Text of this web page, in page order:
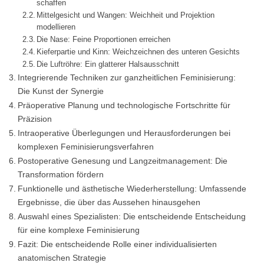
schaffen
Mittelgesicht und Wangen: Weichheit und Projektion
modellieren
Die Nase: Feine Proportionen erreichen
Kieferpartie und Kinn: Weichzeichnen des unteren Gesichts
Die Luftröhre: Ein glatterer Halsausschnitt
Integrierende Techniken zur ganzheitlichen Feminisierung:
Die Kunst der Synergie
Präoperative Planung und technologische Fortschritte für
Präzision
Intraoperative Überlegungen und Herausforderungen bei
komplexen Feminisierungsverfahren
Postoperative Genesung und Langzeitmanagement: Die
Transformation fördern
Funktionelle und ästhetische Wiederherstellung: Umfassende
Ergebnisse, die über das Aussehen hinausgehen
Auswahl eines Spezialisten: Die entscheidende Entscheidung
für eine komplexe Feminisierung
Fazit: Die entscheidende Rolle einer individualisierten
anatomischen Strategie